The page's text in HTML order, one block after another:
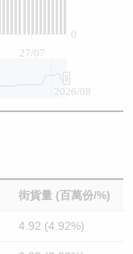
27/07
0
2026/08
街貨量 (百萬份/%)
4.92 (4.92%)